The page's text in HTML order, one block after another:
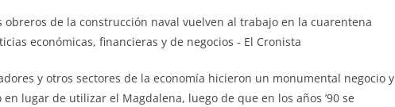
y otros sectores de la economía hicieron un monumental negocio y
lugar de utilizar el Magdalena, luego de que en los años ’90 se